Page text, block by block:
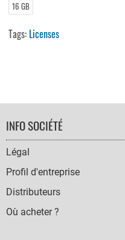
16 GB
Tags: Licenses
FOOTER
NAVIGATION
INFO SOCIÉTÉ
Légal
Profil d'entreprise
Distributeurs
Où acheter ?